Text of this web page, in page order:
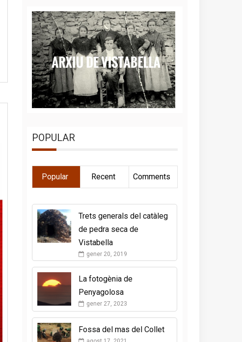
POPULAR
Popular Recent Comments
Trets generals del catàleg
de pedra seca de
Vistabella
gener 20, 2019
La fotogènia de
Penyagolosa
gener 27, 2023
Fossa del mas del Collet